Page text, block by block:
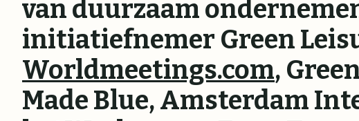
van duurzaam
initiatiefnemer Green
Worldmeetings.com,
Made Blue, Amsterdam